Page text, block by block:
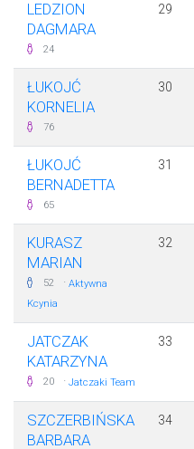
LEDZION
DAGMARA
24
29
ŁUKOJĆ
KORNELIA
76
30
ŁUKOJĆ
BERNADETTA
65
31
KURASZ
MARIAN
52 · Aktywna
Kcynia
32
JATCZAK
KATARZYNA
20 · Jatczaki Team
33
SZCZERBIŃSKA
BARBARA
34